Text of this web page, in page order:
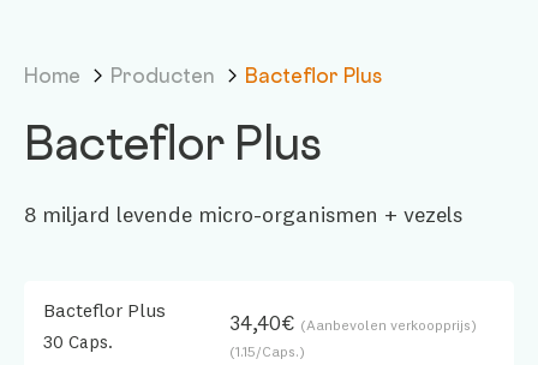
Home Producten Bacteflor Plus
Bacteflor Plus
8 miljard levende micro-organismen + vezels
Bacteflor Plus
30 Caps.
34,40€ (Aanbevolen verkoopprijs)
(1.15/Caps.)